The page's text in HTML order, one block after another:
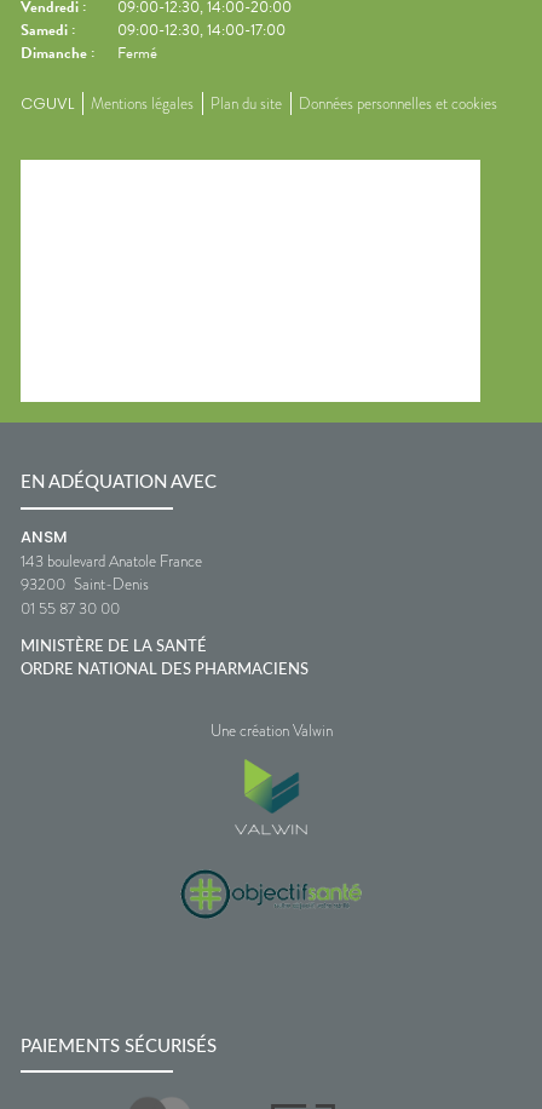
Vendredi :
09:00-12:30, 14:00-20:00
Samedi :
09:00-12:30, 14:00-17:00
Dimanche : Fermé
CGUVL Mentions légales Plan du site Données personnelles et cookies
EN ADÉQUATION AVEC
ANSM
143 boulevard Anatole France
93200 Saint-Denis
01 55 87 30 00
MINISTÈRE DE LA SANTÉ
ORDRE NATIONAL DES PHARMACIENS
Une création Valwin
PAIEMENTS SÉCURISÉS